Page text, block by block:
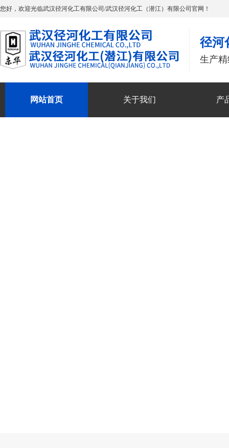
您好，欢迎光临武汉径河化工有限公司/武汉径河化工（潜江）有限公司官网！
径河
生产
网站首页 关于我们 产